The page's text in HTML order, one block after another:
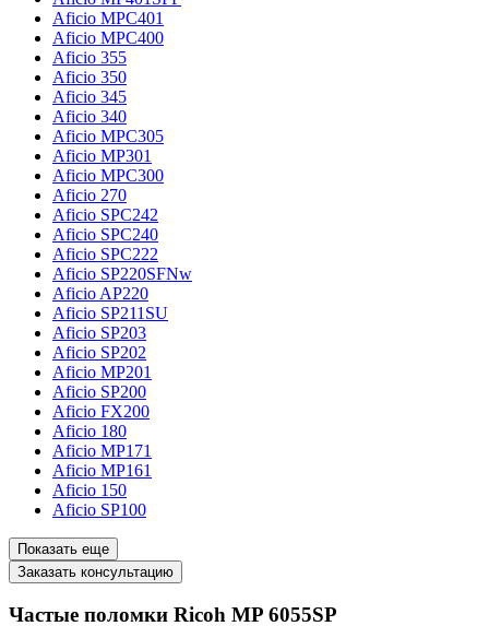
Aficio MPC401
Aficio MPC400
Aficio 355
Aficio 350
Aficio 345
Aficio 340
Aficio MPC305
Aficio MP301
Aficio MPC300
Aficio 270
Aficio SPC242
Aficio SPC240
Aficio SPC222
Aficio SP220SFNw
Aficio AP220
Aficio SP211SU
Aficio SP203
Aficio SP202
Aficio MP201
Aficio SP200
Aficio FX200
Aficio 180
Aficio MP171
Aficio MP161
Aficio 150
Aficio SP100
Показать еще
Заказать консультацию
Частые поломки Ricoh MP 6055SP